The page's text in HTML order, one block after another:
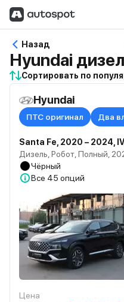
Назад
Hyundai
Сортировать по
Hyundai
ПТС оригинал Два
Santa Fe, 2020 – 2024,
Дизель, Робот, Полный,
Чёрный
Все 45 опций
Цена